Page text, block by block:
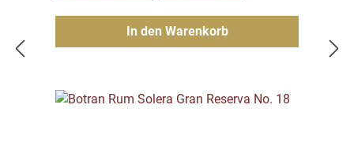
In den Warenkorb